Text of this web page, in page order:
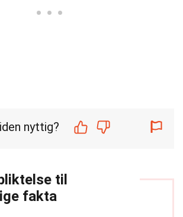
nyttig?
til
fakta